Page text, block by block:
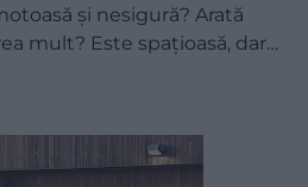
și nesigură? Arată
mult? Este spațioasă, dar…